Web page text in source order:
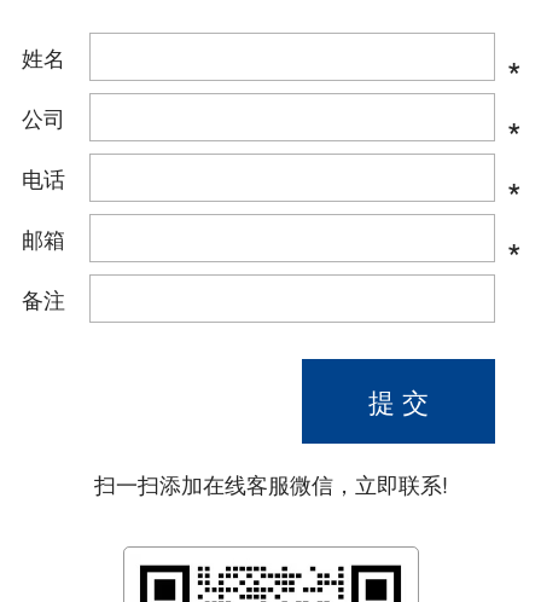
静电测量，以了解准确
的静电发生位置和中和
位置。在印刷品卸垛过
程中，单张印刷
姓名 *
公司 *
电话 *
邮箱 *
备注
扫一扫添加在线客服微信，立即联系!